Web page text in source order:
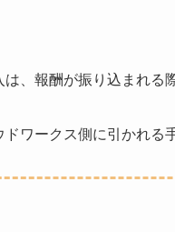
、報酬が振り込まれる
ワークス側に引かれる